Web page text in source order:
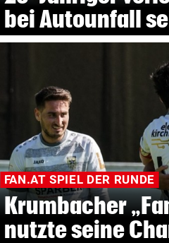
bei Autounfall
FAN.AT SPIEL DER RUNDE
Krumbacher
nutzte seine